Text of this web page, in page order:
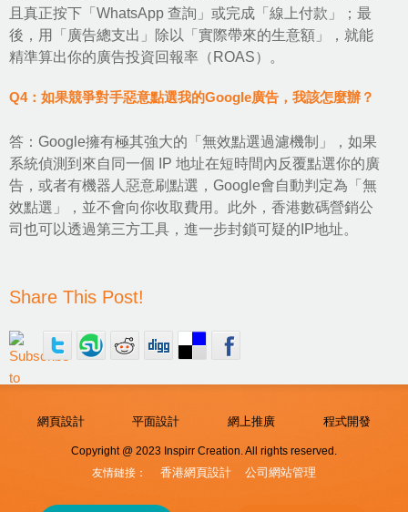
且真正按下「WhatsApp 查詢」或完成「線上付款」；最
後，用「廣告總支出」除以「實際帶來的生意額」，就能
精準算出你的廣告投資回報率（ROAS）。
Q4：如果競爭對手惡意點選我的Google廣告，我該怎麼辦？
答：Google擁有極其強大的「無效點選過濾機制」，如果
系統偵測到來自同一個 IP 地址在短時間內反覆點選你的廣
告，或者有機器人惡意刷點選，Google會自動判定為「無
效點選」，並不會向你收取費用。此外，香港數碼營銷公
司也可以透過第三方工具，進一步封鎖可疑的IP地址。
Share This Post!
網頁設計 平面設計 網上推廣 程式開發
Copyright @ 2023 Inspirr Creation. All rights reserved.
友情鏈接：
香港網頁設計 公司網站管理